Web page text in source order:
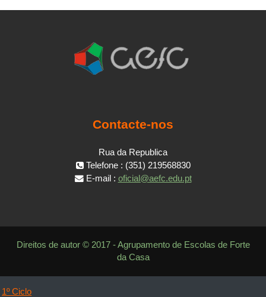
Contacte-nos
Rua da Republica
Telefone : (351) 219568830
E-mail : oficial@aefc.edu.pt
Direitos de autor © 2017 - Agrupamento de Escolas de Forte
da Casa
1º Ciclo